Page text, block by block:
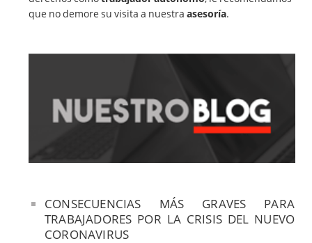
que no demore su visita a nuestraasesoría.
CONSECUENCIAS MÁS GRAVES PARA
TRABAJADORES POR LA CRISIS DEL NUEVO
CORONAVIRUS